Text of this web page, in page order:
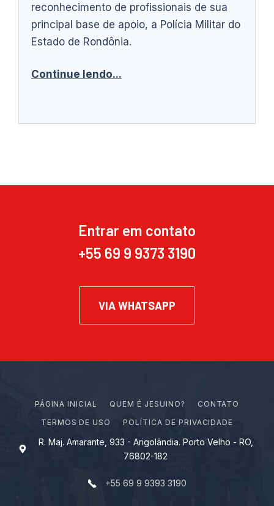
reconhecimento de profissionais de sua
principal base de apoio, a Polícia Militar do
Estado de Rondônia.
Continue lendo...
Entrar em contato
+55 69 9 9373 3190
VIA WHATSAPP
PÁGINA INICIAL Q U EM É J ES U I N O?
CONTATO
TERMOS DE USO
POLÍTICA DE PRIVACIDADE
R. Maj. Amarante, 933 - Arigolândia. Porto Velho - RO,
76802-182
+55 69 9 9393 3190